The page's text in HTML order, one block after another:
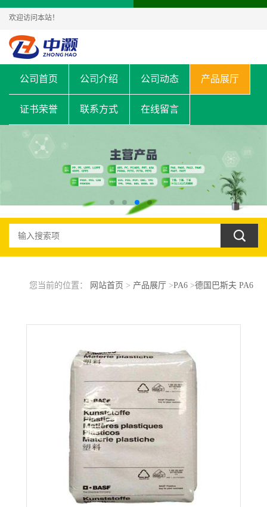
欢迎访问本站！
公司首页 公司介绍 公司动态 产品展厅
证书荣誉 联系方式 在线留言
您当前的位置： 网站首页 > 产品展厅>PA6>德国巴斯夫 PA6